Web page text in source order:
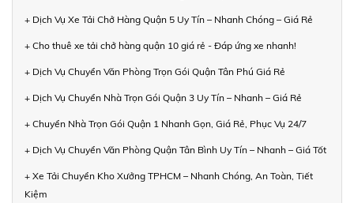
+ Dịch Vụ Xe Tải Chở Hàng Quận 5 Uy Tín – Nhanh Chóng – Giá Rẻ
+ Cho thuê xe tải chở hàng quận 10 giá rẻ - Đáp ứng xe nhanh!
+ Dịch Vụ Chuyển Văn Phòng Trọn Gói Quận Tân Phú Giá Rẻ
+ Dịch Vụ Chuyển Nhà Trọn Gói Quận 3 Uy Tín – Nhanh – Giá Rẻ
+ Chuyển Nhà Trọn Gói Quận 1 Nhanh Gọn, Giá Rẻ, Phục Vụ 24/7
+ Dịch Vụ Chuyển Văn Phòng Quận Tân Bình Uy Tín – Nhanh – Giá Tốt
+ Xe Tải Chuyển Kho Xưởng TPHCM – Nhanh Chóng, An Toàn, Tiết
Kiệm